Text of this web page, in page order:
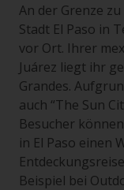
An der Grenze
Stadt El Paso in
vor Ort. Ihrer
Juárez liegt ihr
Grandes.
auch “The Sun
Besucher
in El Paso einen
Beispiel bei